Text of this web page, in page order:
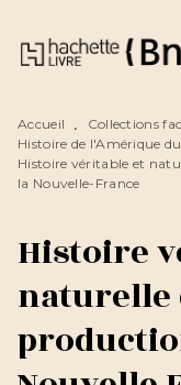
MENU
Accueil • Collections
Histoire de l'Amérique
Histoire véritable et
la Nouvelle-France
Histoire
naturelle